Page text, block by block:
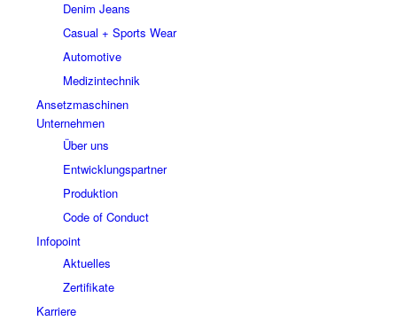
Denim Jeans
Casual + Sports Wear
Automotive
Medizintechnik
Ansetzmaschinen
Unternehmen
Über uns
Entwicklungspartner
Produktion
Code of Conduct
Infopoint
Aktuelles
Zertifikate
Karriere